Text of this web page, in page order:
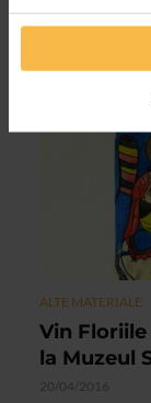
cu vedete,
ALTE MATERIALE
Vin
la Muzeul
20/04/2016